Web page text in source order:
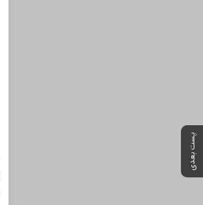
پست بعدی